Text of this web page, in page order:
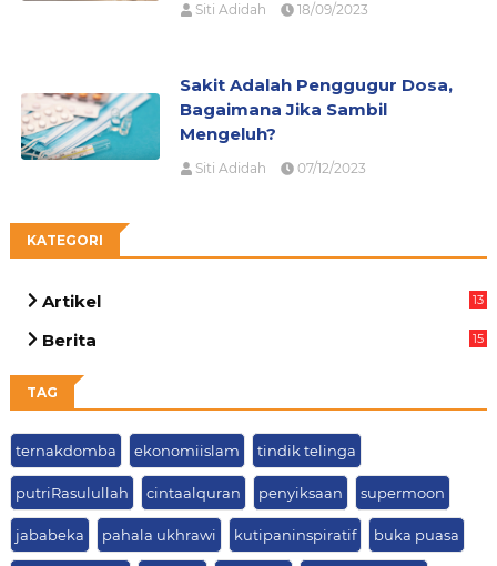
Siti Adidah 18/09/2023
Sakit Adalah Penggugur Dosa,
Bagaimana Jika Sambil
Mengeluh?
Siti Adidah 07/12/2023
KATEGORI
Artikel
13
Berita
15
TAG
ternakdomba ekonomiislam tindik telinga
putriRasulullah cintaalquran penyiksaan supermoon
jababeka pahala ukhrawi kutipaninspiratif buka puasa